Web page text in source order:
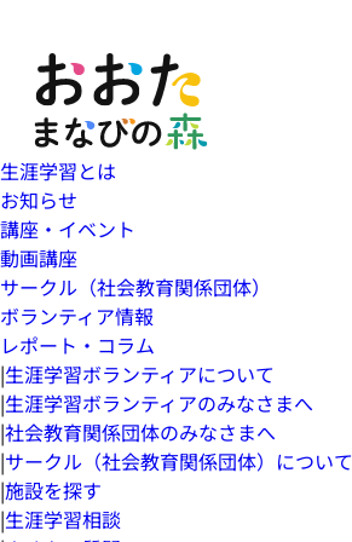
生涯学習とは
お知らせ
講座・イベント
動画講座
サークル（社会教育関係団体）
ボランティア情報
レポート・コラム
|生涯学習ボランティアについて
|生涯学習ボランティアのみなさまへ
|社会教育関係団体のみなさまへ
|サークル（社会教育関係団体）について
|施設を探す
|生涯学習相談